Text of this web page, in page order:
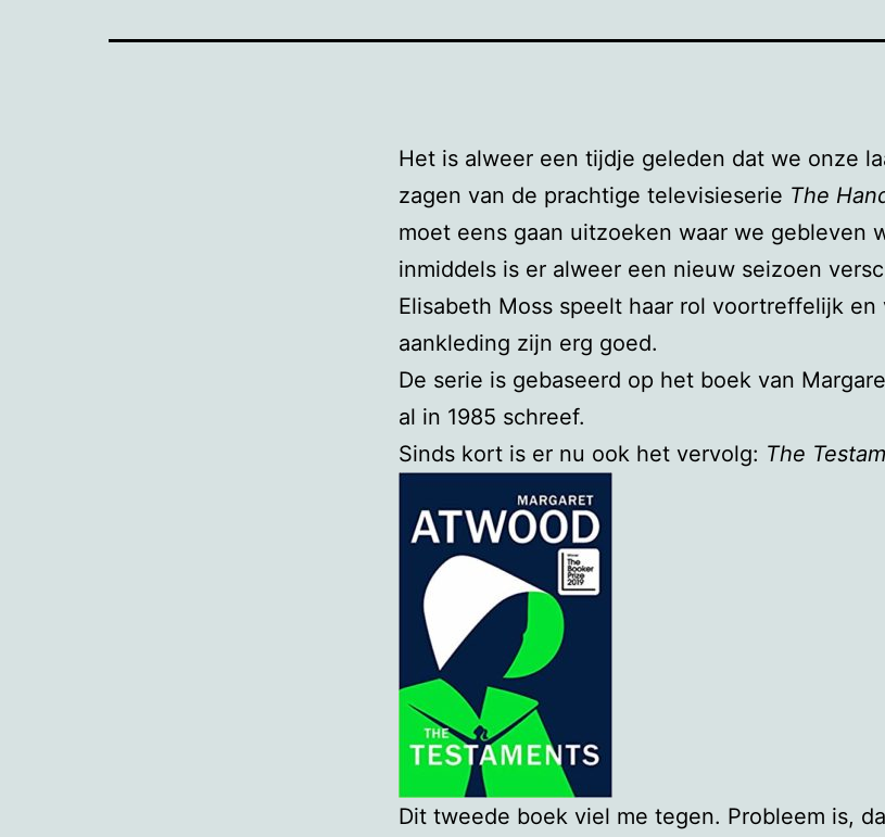
Het is alweer een tijdje geleden dat we onze
zagen van de prachtige televisieserie The
moet eens gaan uitzoeken waar we gebleven
inmiddels is er alweer een nieuw seizoen
Elisabeth Moss speelt haar rol voortreffelijk en
aankleding zijn erg goed.
De serie is gebaseerd op het boek van
al in 1985 schreef.
Sinds kort is er nu ook het vervolg: The
Dit tweede boek viel me tegen. Probleem is,